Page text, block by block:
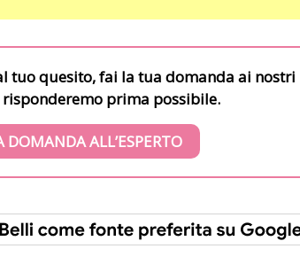
tuo quesito, fai la tua domanda ai nostri
prima possibile.
DOMANDA ALL’ESPERTO